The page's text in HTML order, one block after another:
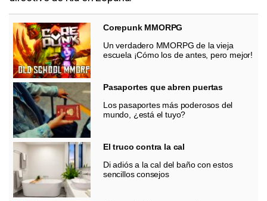
Corepunk MMORPG
Un verdadero MMORPG de la vieja
escuela ¡Cómo los de antes, pero mejor!
Pasaportes que abren puertas
Los pasaportes más poderosos del
mundo, ¿está el tuyo?
El truco contra la cal
Di adiós a la cal del baño con estos
sencillos consejos